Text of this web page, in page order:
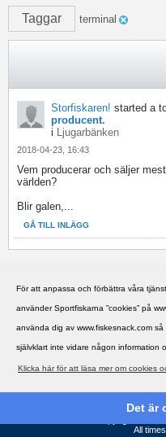
För att anpassa och förbättra våra
använder Sportfiskarna ”cookies” på
använda dig av www.fiskesnack.com
självklart inte vidare någon information
Klicka här för att läsa mer om cookies
Det är
Taggar terminal
Storfiskaren! started a
producent.
i Ljugarbänken
2018-04-23, 16:43
Vem producerar och säljer
världen?
Blir galen,...
GÅ TILL INLÄGG
Svenska
Copyright ©2002 - 2021,
Copyright ©
All